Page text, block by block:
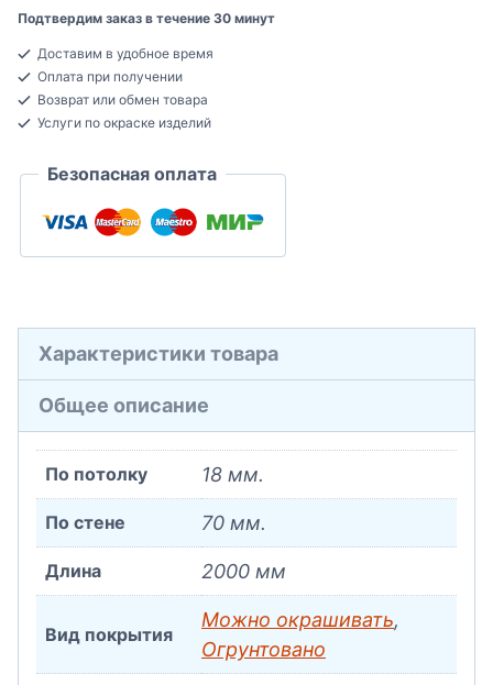
M1702
потолочный
Полистирол
18x70x2000
Подтвердим заказ в течение 30 минут
Доставим в удобное время
Оплата при получении
Возврат или обмен товара
Услуги по окраске изделий
Безопасная оплата
Характеристики товара
Общее описание
По потолку 18 мм.
По стене 70 мм.
Длина 2000 мм
Вид покрытия
Можно окрашивать,
Огрунтовано